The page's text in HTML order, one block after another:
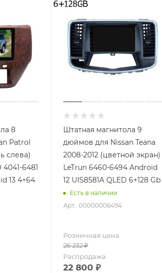
8
Patrol
слева)
4041-6481
13 4+64
Штатная магнитола 9
дюймов для Nissan Teana
2008-2012 (цветной экран)
LeTrun 6460-6494 Android
12 UIS8581A QLED 6+128 Gb
Есть в наличии
Арт.: 00000006494
Розничная цена
26 232₽
Распродажа
22 800 ₽